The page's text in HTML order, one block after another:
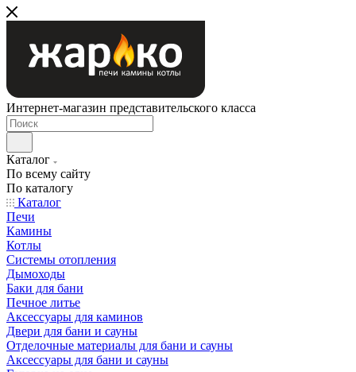
Интернет-магазин представительского класса
Каталог
По всему сайту
По каталогу
Каталог
Печи
Камины
Котлы
Системы отопления
Дымоходы
Баки для бани
Печное литье
Аксессуары для каминов
Двери для бани и сауны
Отделочные материалы для бани и сауны
Аксессуары для бани и сауны